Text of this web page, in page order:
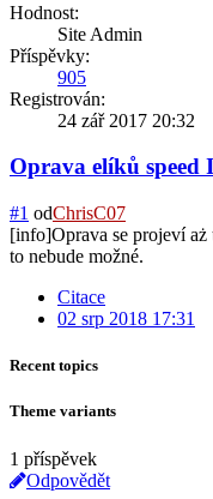
Hodnost:
Site Admin
Příspěvky:
905
Registrován:
24 zář 2017 20:32
Oprava elíků speed
#1 odChrisC07
[info]Oprava se projeví aż
to nebude možné.
Citace
02 srp 2018 17:31
Recent topics
Theme variants
1 příspěvek
Odpovědět